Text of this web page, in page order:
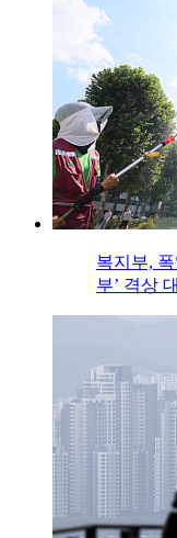
복지부,
부’ 격상